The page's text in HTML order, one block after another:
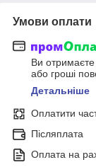
Умови оплати
Ви
або гроші
Детальніше
Оплатити
Післяплата
Оплата на